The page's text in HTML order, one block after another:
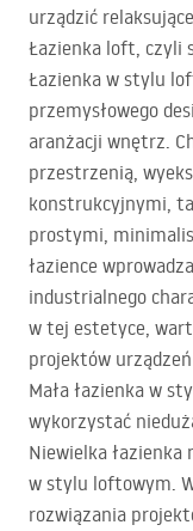
urządzić
Łazienka loft, czyli
Łazienka w stylu
przemysłowego
aranżacji wnętrz.
przestrzenią,
konstrukcyjnymi,
prostymi,
łazience
industrialnego
w tej estetyce,
projektów
Mała łazienka w
wykorzystać
Niewielka łazienka
w stylu loftowym.
rozwiązania